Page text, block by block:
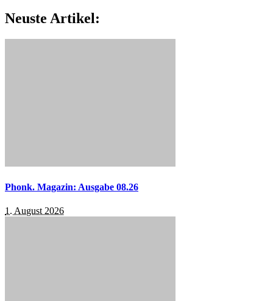
Neuste Artikel:
Phonk. Magazin: Ausgabe 08.26
1. August 2026